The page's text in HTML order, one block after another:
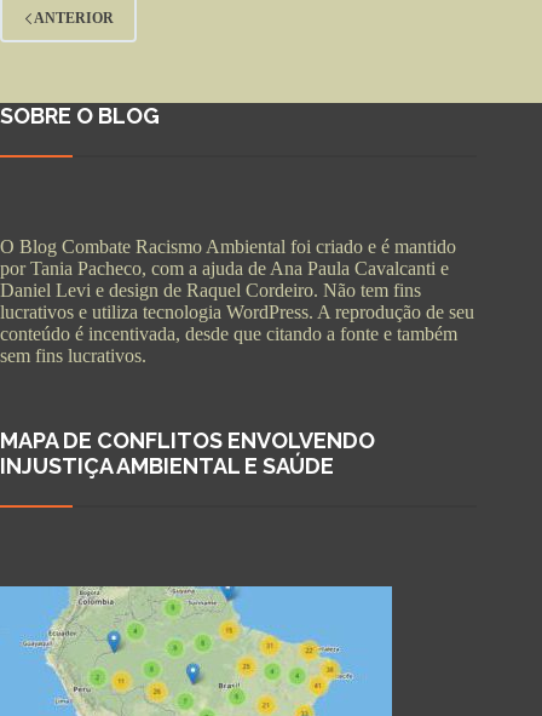
ANTERIOR
SOBRE O BLOG
O Blog Combate Racismo Ambiental foi criado e é mantido
por Tania Pacheco, com a ajuda de Ana Paula Cavalcanti e
Daniel Levi e design de Raquel Cordeiro. Não tem fins
lucrativos e utiliza tecnologia WordPress. A reprodução de seu
conteúdo é incentivada, desde que citando a fonte e também
sem fins lucrativos.
MAPA DE CONFLITOS ENVOLVENDO
INJUSTIÇA AMBIENTAL E SAÚDE